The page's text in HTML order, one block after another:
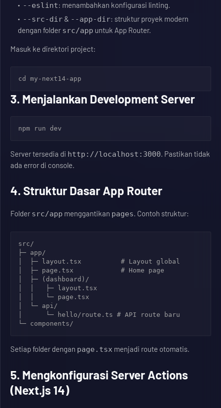
--eslint: menambahkan konfigurasi linting.
--src-dir& --app-dir: struktur proyek modern
dengan folder src/app untuk App Router.
Masuk ke direktori project:
cd my-next14-app
3. Menjalankan Development Server
npm run dev
Server tersedia di http://localhost:3000. Pastikan tidak
ada error di console.
4. Struktur Dasar App Router
Folder src/app menggantikan pages. Contoh struktur:
src/
├─ app/
│  ├─ layout.tsx          # Layout global
│  ├─ page.tsx            # Home page
│  ├─ (dashboard)/
│  │   ├─ layout.tsx
│  │   └─ page.tsx
│  └─ api/
│      └─ hello/route.ts # API route baru
└─ components/
Setiap folder dengan page.tsx menjadi route otomatis.
5. Mengkonfigurasi Server Actions
(Next.js 14)